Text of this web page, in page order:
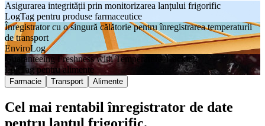
Asigurarea integrității prin monitorizarea lanțului frigorific
LogTag pentru produse farmaceutice
Înregistrator cu o singură călătorie pentru înregistrarea temperaturii
de transport
EnviroLog
Guaranteeing Freshness with Temperature Tracking
LogTag pentru alimente
Farmacie Transport Alimente
Cel mai rentabil înregistrator de date